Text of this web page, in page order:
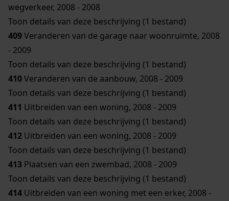
wegverkeer, 2008 - 2008
Toon details van deze beschrijving (1 bestand)
409Veranderen van de garage naar woonruimte, 2008
- 2009
Toon details van deze beschrijving (1 bestand)
410Veranderen van de aanbouw, 2008 - 2009
Toon details van deze beschrijving (1 bestand)
411 Uitbreiden van een woning, 2008 - 2009
Toon details van deze beschrijving (1 bestand)
412 Uitbreiden van een woning, 2008 - 2009
Toon details van deze beschrijving (1 bestand)
413 Plaatsen van een zwembad, 2008 - 2009
Toon details van deze beschrijving (1 bestand)
414 Uitbreiden van een woning met een erker, 2008 -